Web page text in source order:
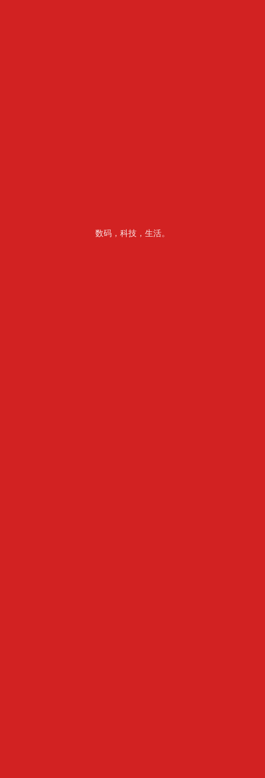
数码，科技，生活。